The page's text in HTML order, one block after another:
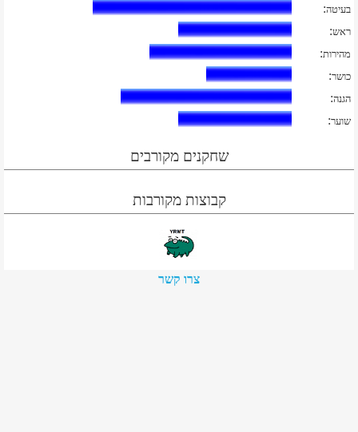
בעיטה:
ראש:
מהירות:
כושר:
הגנה:
שוער:
שחקנים מקורבים
קבוצות מקורבות
צרו קשר